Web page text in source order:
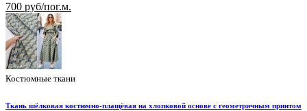
700 руб/пог.м.
Костюмные ткани
Ткань шёлковая костюмно-плащёвая на хлопковой основе с геометричным принтом